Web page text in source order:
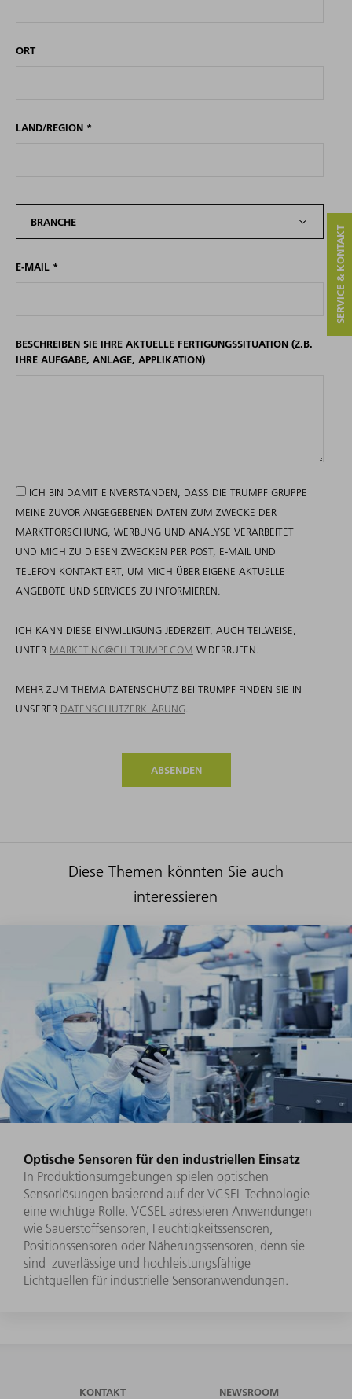
ORT
LAND/REGION *
BRANCHE
E-MAIL *
BESCHREIBEN SIE IHRE AKTUELLE FERTIGUNGSSITUATION (Z.B.
IHRE AUFGABE, ANLAGE, APPLIKATION)
ICH BIN DAMIT EINVERSTANDEN, DASS DIE TRUMPF GRUPPE
MEINE ZUVOR ANGEGEBENEN DATEN ZUM ZWECKE DER
MARKTFORSCHUNG, WERBUNG UND ANALYSE VERARBEITET
UND MICH ZU DIESEN ZWECKEN PER POST, E-MAIL UND
TELEFON KONTAKTIERT, UM MICH ÜBER EIGENE AKTUELLE
ANGEBOTE UND SERVICES ZU INFORMIEREN.
ICH KANN DIESE EINWILLIGUNG JEDERZEIT, AUCH TEILWEISE,
UNTER MARKETING@CH.TRUMPF.COM WIDERRUFEN.
MEHR ZUM THEMA DATENSCHUTZ BEI TRUMPF FINDEN SIE IN
UNSERER DATENSCHUTZERKLÄRUNG
ABSENDEN
Diese Themen könnten Sie auch
interessieren
Optische Sensoren für den industriellen Einsatz
In Produktionsumgebungen spielen optischen
Sensorlösungen basierend auf der VCSEL Technologie
eine wichtige Rolle. VCSEL adressieren Anwendungen
wie Sauerstoffsensoren, Feuchtigkeitssensoren,
Positionssensoren oder Näherungssensoren, denn sie
sind zuverlässige und hochleistungsfähige
Lichtquellen für industrielle Sensoranwendungen.
SERVICE & KONTAKT
KONTAKT NEWSROOM